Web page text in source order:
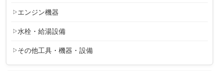
エンジン機器
水栓・給湯設備
その他工具・機器・設備